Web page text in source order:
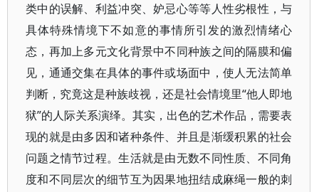
类中的误解、利益冲突、妒忌心等等人性劣根性，与
具体特殊情境下不如意的事情所引发的激烈情绪心
态，再加上多元文化背景中不同种族之间的隔膜和偏
见，通通交集在具体的事件或场面中，使人无法简单
判断，究竟这是种族歧视，还是社会情境里“他人即地
狱”的人际关系演绎。其实，出色的艺术作品，需要表
现的就是由多因和诸种条件、并且是渐缓积累的社会
问题之情节过程。生活就是由无数不同性质、不同角
度和不同层次的细节互为因果地扭结成麻绳一般的刺